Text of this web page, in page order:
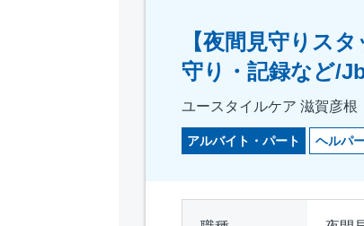
【夜間見守りス
守り・記録など/
ユースタイルケア 滋賀彦根
アルバイト・パート ヘルパ